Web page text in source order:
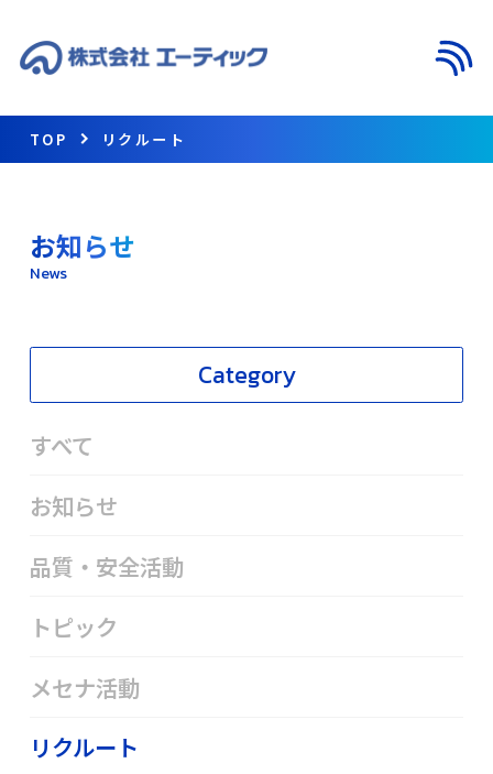
TOP リクルート
お知らせ
News
Category
すべて
お知らせ
品質・安全活動
トピック
メセナ活動
リクルート